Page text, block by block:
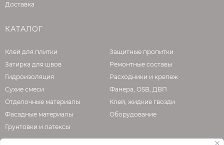
Доставка
КАТАЛОГ
Клей для плитки
Затирка для швов
Гидроизоляция
Сухие смеси
Отделочные материалы
Фасадные материалы
Грунтовки и латексы
Защитные пропитки
Ремонтные составы
Расходники и крепеж
Фанера, OSB, ДВП
Клей, жидкие гвозди
Оборудование